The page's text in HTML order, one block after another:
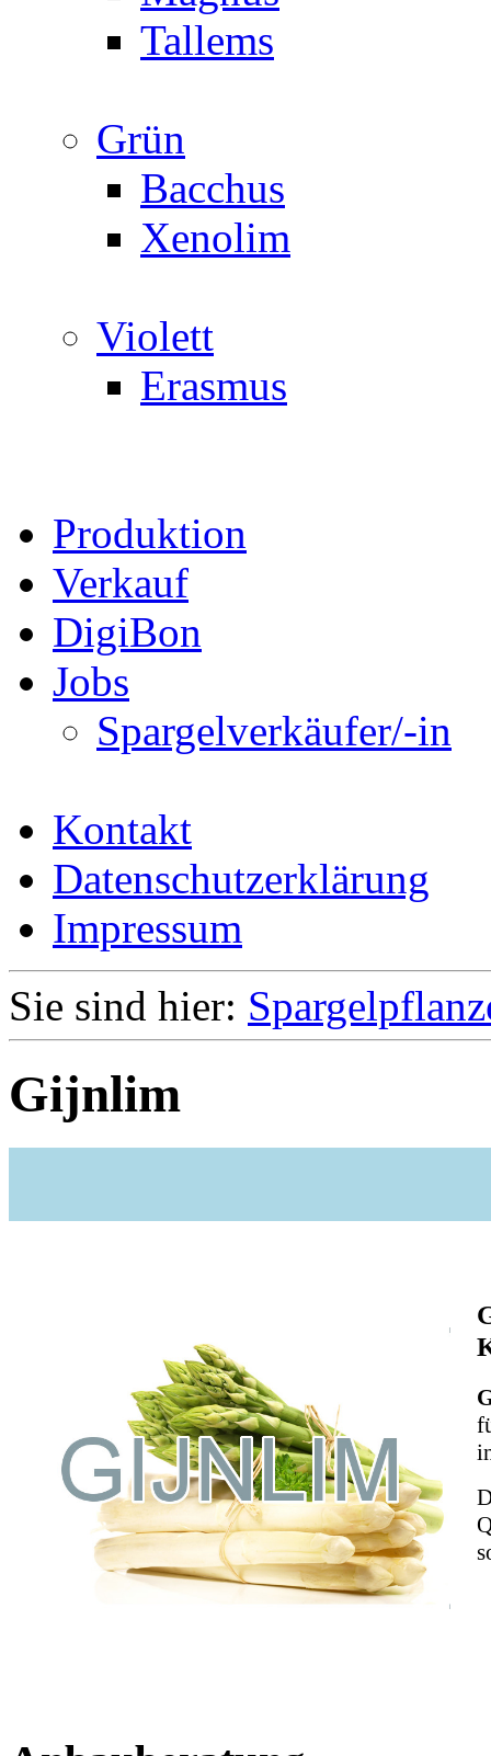
Tallems
Grün
Bacchus
Xenolim
Violett
Erasmus
Produktion
Verkauf
DigiBon
Jobs
Spargelverkäufer/-in
Kontakt
Datenschutzerklärung
Impressum
Sie sind hier:
Gijnlim